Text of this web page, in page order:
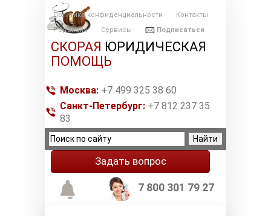
Политика конфиденциальности
Контакты
Редакция
Сервисы Подписаться
СКОРАЯ ЮРИДИЧЕСКАЯ
ПОМОЩЬ
Москва: +7 499 325 38 60
Санкт-Петербург: +7 812 237 35
83
Задать вопрос
7 800 301 79 27